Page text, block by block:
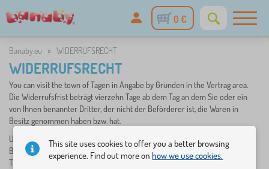
0 €
Banaby.eu » WIDERRUFSRECHT
WIDERRUFSRECHT
You can visit the town of Tagen in Angabe by Gründen in the Vertrag area.
Die Widerrufsfrist beträgt vierzehn Tage ab dem Tag an dem Sie oder ein
von Ihnen benannter Dritter, der nicht der Beförderer ist, die Waren in
Besitz genommen haben bzw. hat.
Um Ihr Widerrufsrecht auszuüben, müssen Sie uns (Babynabytek sro,
Bukovec 259, 73985 Bukovec, Tschechische Republik,
info@banaby.de
Telefon: +49 157 35 993 226) mittels einer eindeutigen Erklärung (z. B. mit
This site uses cookies to offer you a better browsing
experience. Find out more onhow we use cookies.